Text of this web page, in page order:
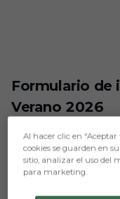
Formulario de
Verano 2026
LUGAR:Ciudad
FECHAS:Del 1 al
Al hacer clic en “Aceptar
cookies se guarden en
sitio, analizar el uso del
para marketing.